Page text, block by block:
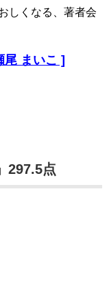
しくなる、著者会
尾 まいこ ]
297.5点